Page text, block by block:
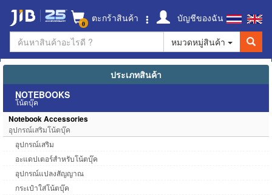
0 ตะกร้าสินค้า
บัญชีของฉัน
หมวดหมู่สินค้า
ประเภทสินค้า
NOTEBOOKS
โน้ตบุ๊ค
Notebook Accessories
อุปกรณ์เสริมโน้ตบุ๊ค
อุปกรณ์เสริม
อะแดปเตอร์สำหรับโน้ตบุ๊ค
อุปกรณ์แปลงสัญญาณ
กระเป๋าใส่โน้ตบุ๊ค